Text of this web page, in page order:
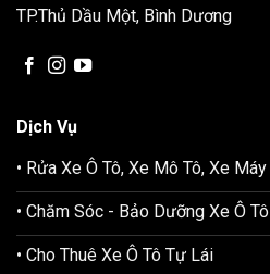
TP.Thủ Dầu Một, Bình Dương
Dịch Vụ
• Rửa Xe Ô Tô, Xe Mô Tô, Xe Máy
• Chăm Sóc - Bảo Dưỡng Xe Ô Tô
• Cho Thuê Xe Ô Tô Tự Lái